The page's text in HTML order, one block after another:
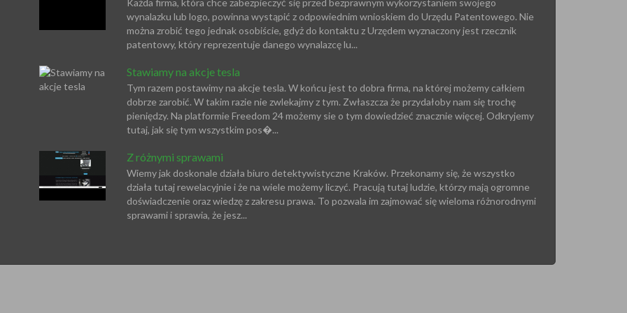
wynalazku lub logo, powinna wystąpić z odpowiednim wnioskiem do Urzędu Patentowego. Nie
można zrobić tego jednak osobiście, gdyż do kontaktu z Urzędem wyznaczony jest rzecznik
patentowy, który reprezentuje danego wynalazcę lu...
Stawiamy na akcje tesla
Tym razem postawimy na akcje tesla. W końcu jest to dobra firma, na której możemy całkiem
dobrze zarobić. W takim razie nie zwlekajmy z tym. Zwłaszcza że przydałoby nam się trochę
pieniędzy. Na platformie Freedom 24 możemy sie o tym dowiedzieć znacznie więcej. Odkryjemy
tutaj, jak się tym wszystkim pos�...
Z różnymi sprawami
Wiemy jak doskonale działa biuro detektywistyczne Kraków. Przekonamy się, że wszystko
działa tutaj rewelacyjnie i że na wiele możemy liczyć. Pracują tutaj ludzie, którzy mają ogromne
doświadczenie oraz wiedzę z zakresu prawa. To pozwala im zajmować się wieloma różnorodnymi
sprawami i sprawia, że jesz...